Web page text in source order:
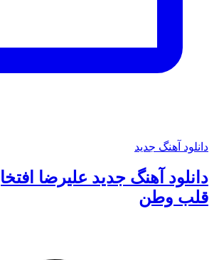
دانلود آهنگ جدید
دانلود آهنگ جدید علیرضا
قلب وطن